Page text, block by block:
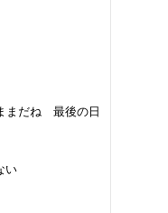
まだね 最後の日
い